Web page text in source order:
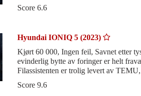
slitedeler som har kostet sk
Score 6.6
Hyundai IONIQ 5 (2023)
Kjørt 60 000, Ingen feil, Savnet etter
evinderlig bytte av foringer er helt
Filassistenten er trolig levert av
Score 9.6